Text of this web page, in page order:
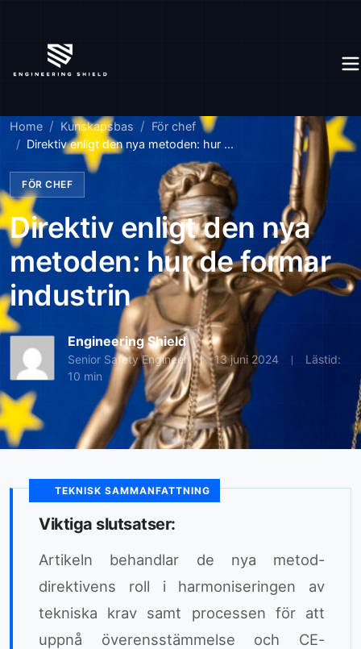
Home Kunskapsbas
För chef
Direktiv enligt den nya metoden: hur ...
FÖR CHEF
Direktiv enligt den nya
metoden: hur de formar
industrin
Engineering Shield
Senior Safety Engineer 13 juni 2024
Lästid:
10 min
TEKNISK SAMMANFATTNING
Viktiga slutsatser:
Artikeln behandlar de nya metod-
direktivens roll i harmoniseringen av
tekniska krav samt processen för att
uppnå överensstämmelse och CE-